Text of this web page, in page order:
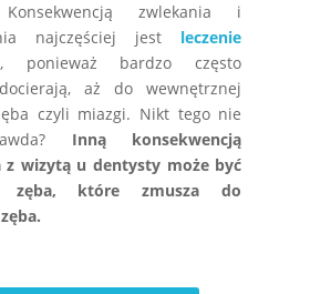
zwlekania i
najczęściej jest leczenie
, ponieważ bardzo często
aż do wewnętrznej
czyli miazgi. Nikt tego nie
Inną konsekwencją
z wizytą u dentysty może być
zęba, które zmusza do